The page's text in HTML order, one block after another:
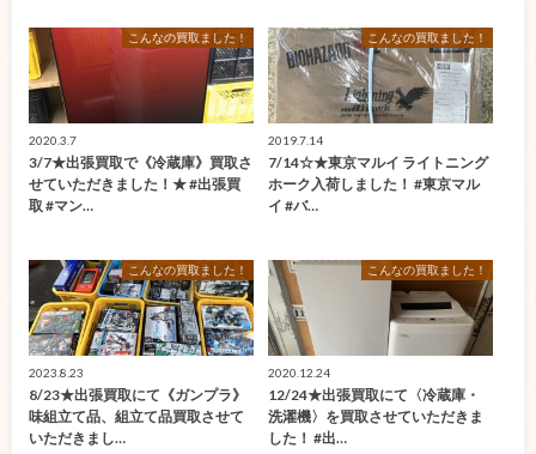
こんなの買取ました！
2020.3.7
3/7★出張買取で《冷蔵庫》買取さ
せていただきました！★ #出張買
取 #マン…
こんなの買取ました！
2019.7.14
7/14☆★東京マルイ ライトニング
ホーク入荷しました！ #東京マル
イ #バ…
こんなの買取ました！
2023.8.23
8/23★出張買取にて《ガンプラ》
味組立て品、組立て品買取させて
いただきまし…
こんなの買取ました！
2020.12.24
12/24★出張買取にて〈冷蔵庫・
洗濯機〉を買取させていただきま
した！ #出…